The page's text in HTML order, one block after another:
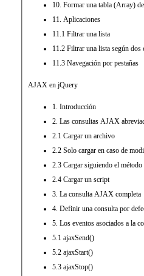
10. Formar una tabla (Array)
11. Aplicaciones
11.1 Filtrar una lista
11.2 Filtrar una lista según dos
11.3 Navegación por pestañas
AJAX en jQuery
1. Introducción
2. Las consultas AJAX
2.1 Cargar un archivo
2.2 Solo cargar en caso de
2.3 Cargar siguiendo el
2.4 Cargar un script
3. La consulta AJAX completa
4. Definir una consulta por
5. Los eventos asociados a la
5.1 ajaxSend()
5.2 ajaxStart()
5.3 ajaxStop()